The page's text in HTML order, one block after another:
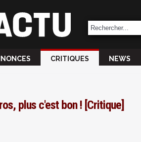
CRITIQUES NEWS
plus c'est bon ! [Critique]